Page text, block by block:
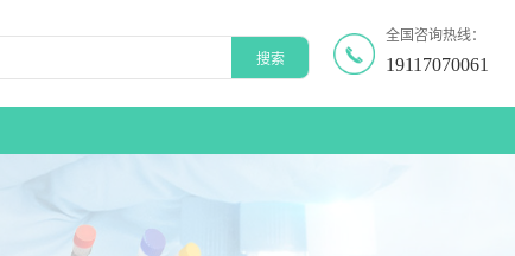
全国咨询热线：
19117070061